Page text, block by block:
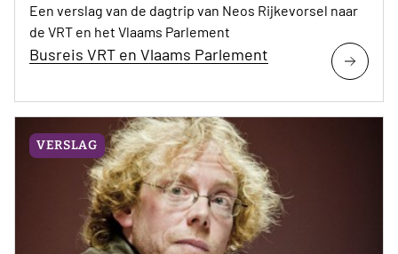
Een verslag van de dagtrip van Neos Rijkevorsel naar
de VRT en het Vlaams Parlement
Busreis VRT en Vlaams Parlement
VERSLAG